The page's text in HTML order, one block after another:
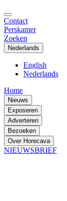
Contact
Perskamer
Zoeken
Nederlands
English
Nederlands
Home
Nieuws
Exposeren
Adverteren
Bezoeken
Over Horecava
NIEUWSBRIEF